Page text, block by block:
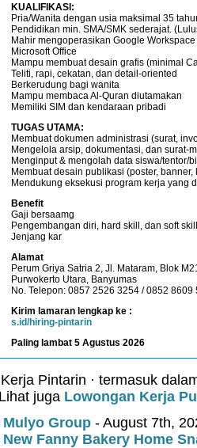
KUALIFIKASI:
Pria/Wanita dengan usia maksimal 35
Pendidikan min. SMA/SMK sederajat.
Mahir mengoperasikan Google
Microsoft Office
Mampu membuat desain grafis (minimal
Teliti, rapi, cekatan, dan detail-oriented
Berkerudung bagi wanita
Mampu membaca Al-Quran diutamakan
Memiliki SIM dan kendaraan pribadi
TUGAS UTAMA:
Membuat dokumen administrasi (surat,
Mengelola arsip, dokumentasi, dan surat-
Menginput & mengolah data siswa/tentor/
Membuat desain publikasi (poster, banner,
Mendukung eksekusi program kerja yang
Benefit
Gaji bersaamg
Pengembangan diri, hard skill, dan soft skill
Jenjang kar
Alamat
Perum Griya Satria 2, Jl. Mataram, Blok
Purwokerto Utara, Banyumas
No. Telepon: 0857 2526 3254 / 0852 8609
Kirim lamaran lengkap ke :
s.id/hiring-pintarin
Paling lambat 5 Agustus 2026
Pintarin · termasuk
juga Lowongan Kerja
Group - August 7th,
Fanny Bakery Home